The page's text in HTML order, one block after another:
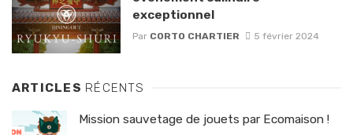
exceptionnel
Par CORTO CHARTIER 5 février 2024
ARTICLES RÉCENTS
Mission sauvetage de jouets par Ecomaison !